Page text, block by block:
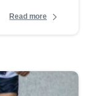
Read more